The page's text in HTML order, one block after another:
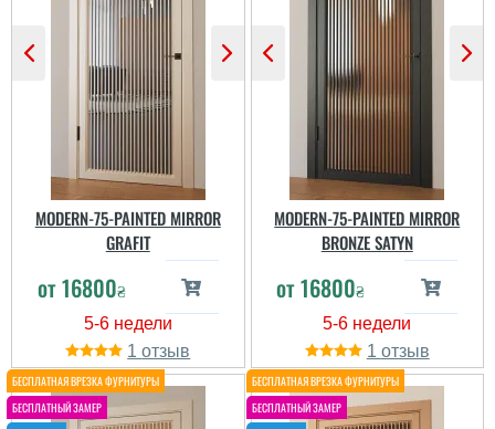
MODERN-75-PAINTED MIRROR
GRAFIT
от16800₴
1
MODERN-75-PAINTED MIRROR
BRONZE SATYN
от16800₴
1